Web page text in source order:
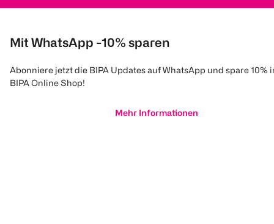
Mit WhatsApp -10% sparen
Abonniere jetzt die BIPA Updates auf WhatsApp und spare 10%
BIPA Online Shop!
Mehr Informationen